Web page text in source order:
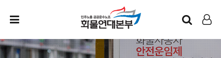
인트라넷
LOG IN